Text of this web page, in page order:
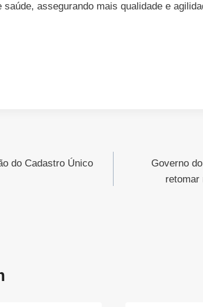
assegurando mais qualidade e
do Cadastro Único
Governo
retomar